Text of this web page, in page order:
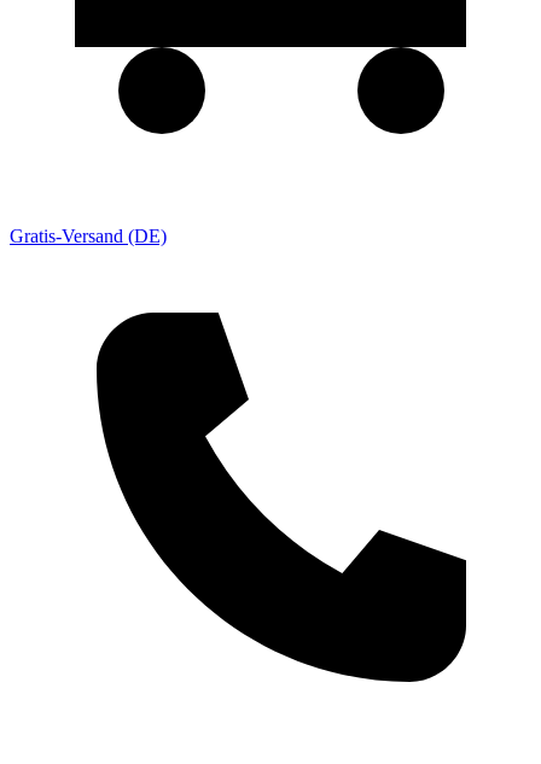
Gratis-Versand (DE)